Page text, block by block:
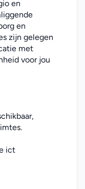
en
en
zijn gelegen
met
voor jou
ict